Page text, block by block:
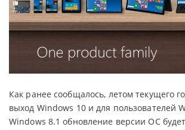
Как ранее сообщалось, летом текущего
выход Windows 10 и для пользователей
Windows 8.1 обновление версии ОС